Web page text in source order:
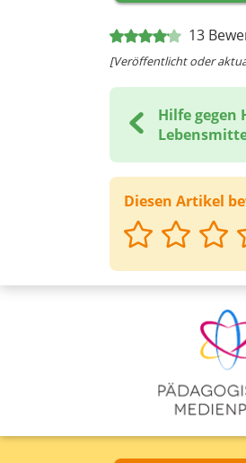
13
[Veröffentlicht oder
Hilfe gegen
Diesen Artikel